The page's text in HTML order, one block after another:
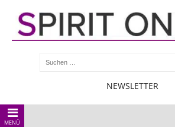
NEWSLETTER
MENÜ